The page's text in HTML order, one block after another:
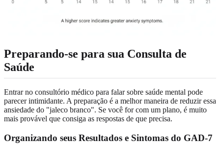
Preparando-se para sua Consulta de
Saúde
Entrar no consultório médico para falar sobre saúde mental pode
parecer intimidante. A preparação é a melhor maneira de reduzir essa
ansiedade do "jaleco branco". Se você for com um plano, é muito
mais provável que consiga as respostas de que precisa.
Organizando seus Resultados e Sintomas do GAD-7